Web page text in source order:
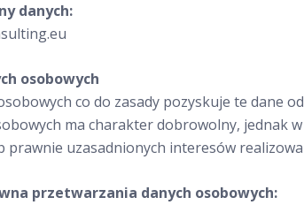
danych:
osobowych
co do zasady pozyskuje te dane
ma charakter dobrowolny, jednak
prawnie uzasadnionych interesów
przetwarzania danych osobowych: